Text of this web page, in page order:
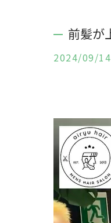
前髪が
2024/09/14